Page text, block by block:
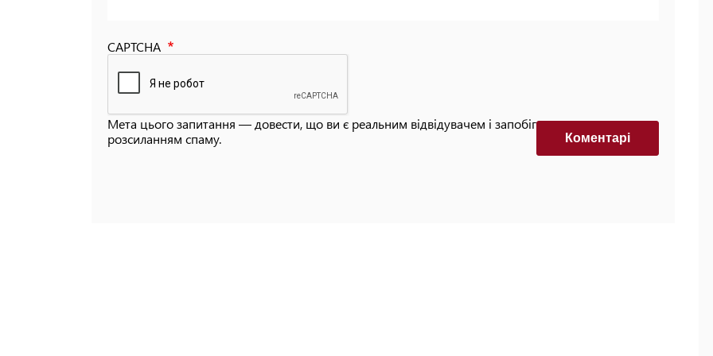
CAPTCHA
Мета цього запитання — довести, що ви є реальним відвідувачем і запобігти автоматизованим
розсиланням спаму.
Коментарi